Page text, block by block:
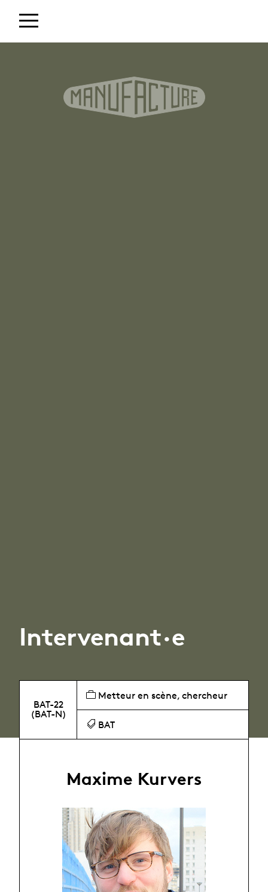
Intervenant·e
BAT-22
(BAT-N)
Metteur en scène, chercheur
BAT
Maxime Kurvers